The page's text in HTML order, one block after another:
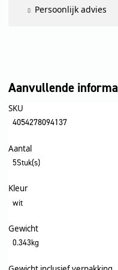
Persoonlijk advies
Aanvullende
SKU
4054278094137
Aantal
5Stuk(s)
Kleur
wit
Gewicht
0.343kg